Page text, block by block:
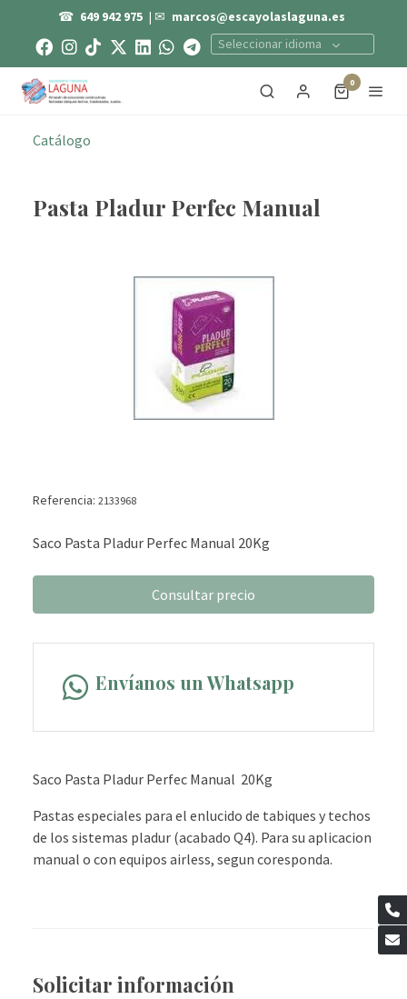
☎ 649 942 975 | ✉ marcos@escayolaslaguna.es
Seleccionar idioma
0
Catálogo
Pasta Pladur Perfec Manual
Referencia: 2133968
Saco Pasta Pladur Perfec Manual 20Kg
Consultar precio
Envíanos un Whatsapp
Saco Pasta Pladur Perfec Manual 20Kg
Pastas especiales para el enlucido de tabiques y techos
de los sistemas pladur (acabado Q4). Para su aplicacion
manual o con equipos airless, segun coresponda.
Solicitar información